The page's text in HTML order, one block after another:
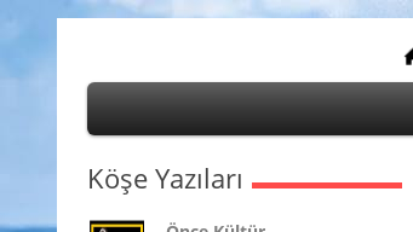
Köşe Yazıları